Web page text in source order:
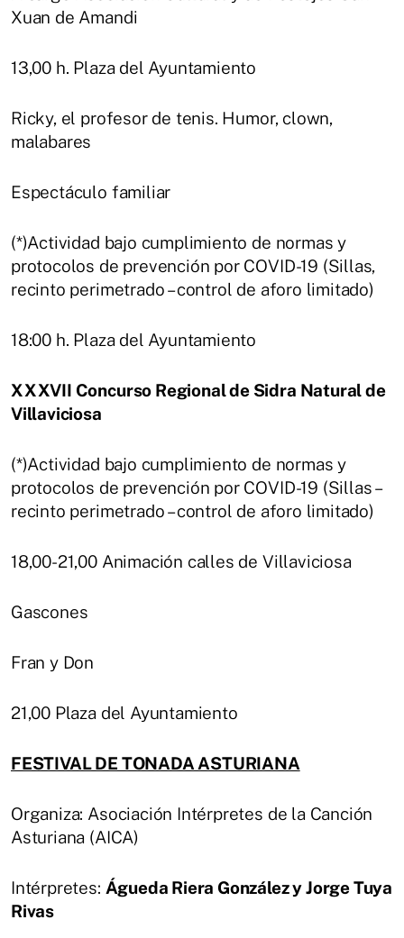
Xuan de Amandi
13,00 h. Plaza del Ayuntamiento
Ricky, el profesor de tenis. Humor, clown,
malabares
Espectáculo familiar
(*)Actividad bajo cumplimiento de normas y
protocolos de prevención por COVID-19 (Sillas,
recinto perimetrado – control de aforo limitado)
18:00 h. Plaza del Ayuntamiento
XXXVII Concurso Regional de Sidra Natural de
Villaviciosa
(*)Actividad bajo cumplimiento de normas y
protocolos de prevención por COVID-19 (Sillas –
recinto perimetrado – control de aforo limitado)
18,00-21,00 Animación calles de Villaviciosa
Gascones
Fran y Don
21,00 Plaza del Ayuntamiento
FESTIVAL DE TONADA ASTURIANA
Organiza: Asociación Intérpretes de la Canción
Asturiana (AICA)
Intérpretes: Águeda Riera González y Jorge Tuya
Rivas